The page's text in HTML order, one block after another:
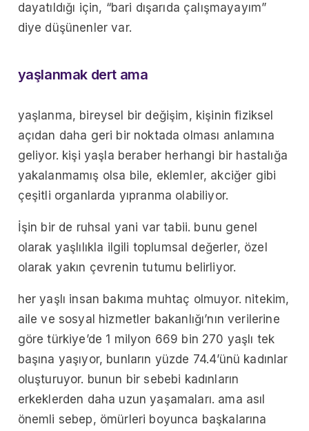
dayatıldığı için, “bari dışarıda çalışmayayım”
diye düşünenler var.
yaşlanmak dert ama
yaşlanma, bireysel bir değişim, kişinin fiziksel
açıdan daha geri bir noktada olması anlamına
geliyor. kişi yaşla beraber herhangi bir hastalığa
yakalanmamış olsa bile, eklemler, akciğer gibi
çeşitli organlarda yıpranma olabiliyor.
İşin bir de ruhsal yani var tabii. bunu genel
olarak yaşlılıkla ilgili toplumsal değerler, özel
olarak yakın çevrenin tutumu belirliyor.
her yaşlı insan bakıma muhtaç olmuyor. nitekim,
aile ve sosyal hizmetler bakanlığı’nın verilerine
göre türkiye’de 1 milyon 669 bin 270 yaşlı tek
başına yaşıyor, bunların yüzde 74.4’ünü kadınlar
oluşturuyor. bunun bir sebebi kadınların
erkeklerden daha uzun yaşamaları. ama asıl
önemli sebep, ömürleri boyunca başkalarına